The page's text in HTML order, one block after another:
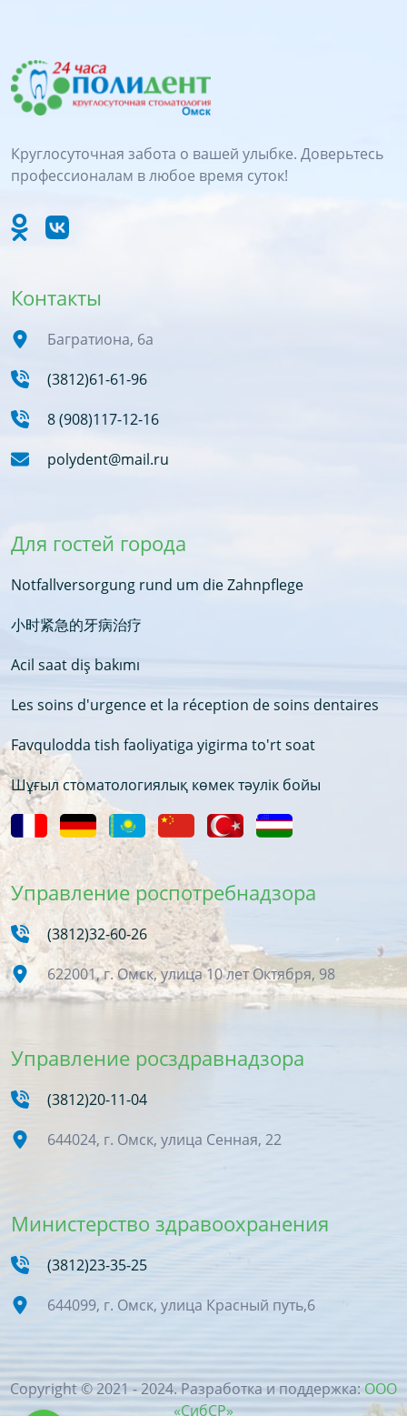
Круглосуточная забота о вашей улыбке. Доверьтесь
профессионалам в любое время суток!
Контакты
Багратиона, 6а
(3812)61-61-96
8 (908)117-12-16
polydent@mail.ru
Для гостей города
Notfallversorgung rund um die Zahnpflege
小时紧急的牙病治疗
Acil saat diş bakımı
Les soins d'urgence et la réception de soins dentaires
Favqulodda tish faoliyatiga yigirma to'rt soat
Шұғыл стоматологиялық көмек тәулік бойы
Управление роспотребнадзора
(3812)32-60-26
622001, г. Омск, улица 10 лет Октября, 98
Управление росздравнадзора
(3812)20-11-04
644024, г. Омск, улица Сенная, 22
Министерство здравоохранения
(3812)23-35-25
644099, г. Омск, улица Красный путь,6
Copyright © 2021 - 2024. Разработка и поддержка: ООО
«СибСР»